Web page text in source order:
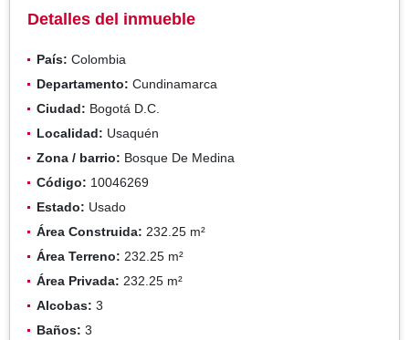
Detalles del inmueble
País: Colombia
Departamento: Cundinamarca
Ciudad: Bogotá D.C.
Localidad: Usaquén
Zona / barrio: Bosque De Medina
Código: 10046269
Estado: Usado
Área Construida: 232.25 m²
Área Terreno: 232.25 m²
Área Privada: 232.25 m²
Alcobas: 3
Baños: 3